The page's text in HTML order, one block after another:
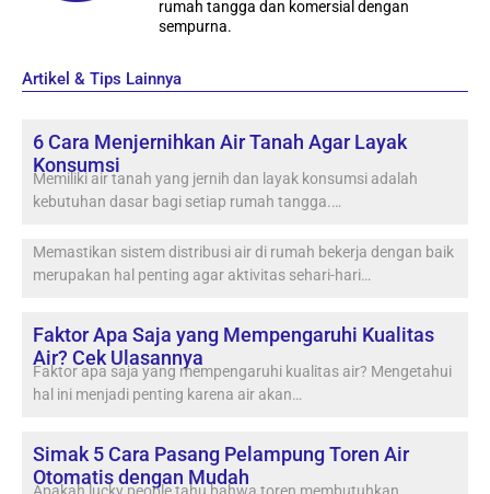
rumah tangga dan komersial dengan
sempurna.
Artikel & Tips Lainnya
6 Cara Menjernihkan Air Tanah Agar Layak
Konsumsi
Memiliki air tanah yang jernih dan layak konsumsi adalah
kebutuhan dasar bagi setiap rumah tangga.…
Memastikan sistem distribusi air di rumah bekerja dengan baik
merupakan hal penting agar aktivitas sehari-hari…
Faktor Apa Saja yang Mempengaruhi Kualitas
Air? Cek Ulasannya
Faktor apa saja yang mempengaruhi kualitas air? Mengetahui
hal ini menjadi penting karena air akan…
Simak 5 Cara Pasang Pelampung Toren Air
Otomatis dengan Mudah